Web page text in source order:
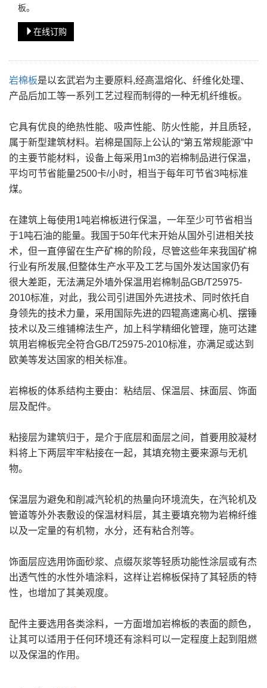
板。
在线订购
岩棉板是以玄武岩为主要原料,经高温熔化、纤维化处理、
产品后加工等一系列工艺过程而制得的一种无机纤维板。
它具有优良的绝热性能、吸声性能、防火性能，并且质轻，
属于新型建筑材料。岩棉是国际上公认的“第五常规能源”中
的主要节能材料，设备上每采用1m3的岩棉制品进行保温，
平均可节省能量2500卡/小时，相当于每年可节省3吨标准
煤。
在建筑上每使用1吨岩棉板进行保温，一年至少可节省相当
于1吨石油的能量。我国于50年代末开始从国外引进相关技
术，但一直停留在生产矿棉的阶段，尽管这些年来我国矿棉
行业有所发展,但整体生产水平及工艺与国外发达国家仍有
很大差距，无法满足外墙外保温用岩棉制品GB/T25975-
2010标准，对此，我公司引进国外先进技术、同时依托自
身领先的技术力量，采用国际先进的四辊高速离心机、摆锤
技术以及三维铺棉法生产，加上科学精细化管理，施可达建
筑用岩棉板完全符合GB/T25975-2010标准，亦满足或达到
欧美等发达国家的相关标准。
岩棉板的体系结构主要由：粘结层、保温层、抹面层、饰面
层及配件。
粘接层为建筑归于，是介于底层和面层之间，首要用胶凝材
料将上下两层牢牢粘接在一起，其填充物主要来源与无机
物。
保温层为避免和削减汽轮机的热量向环境流失，在汽轮机及
管道等外外表敷设的保温材料层，其主要填充物为岩棉纤维
以及一定量的有机物，水分，还有粘合剂等。
饰面层应选用饰面砂浆、点缀灰浆等轻质功能性涂层或有杰
出透气性的水性外墙涂料，这样让岩棉板保持了其轻质的特
性，也增加了其美观度。
配件主要选用各类涂料，一方面增加岩棉板的表面的颜色，
让其可以适用于任何环境还有涂料可以一定程度上起到阻燃
以及保温的作用。